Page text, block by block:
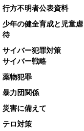
行方不明者公表資料
少年の健全育成と児童虐
待
サイバー犯罪対策
サイバー戦略
薬物犯罪
暴力団関係
災害に備えて
テロ対策